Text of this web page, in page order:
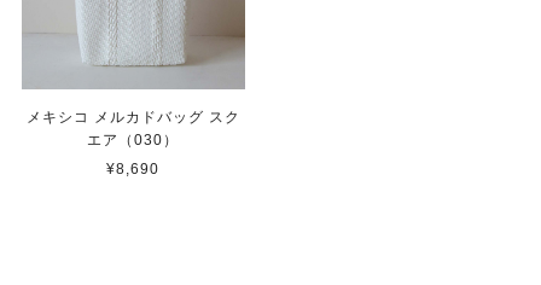
メキシコ メルカドバッグ スク
エア（030）
¥8,690